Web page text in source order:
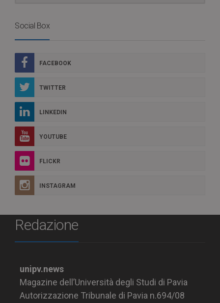
Social Box
FACEBOOK
TWITTER
LINKEDIN
YOUTUBE
FLICKR
INSTAGRAM
Redazione
unipv.news
Magazine dell’Università degli Studi di Pavia
Autorizzazione Tribunale di Pavia n.694/08